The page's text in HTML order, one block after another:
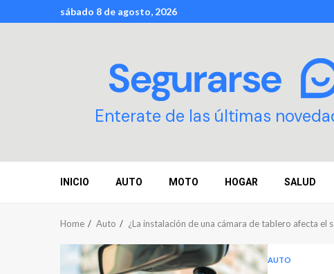
to
sábado 8 de agosto, 2026
Enterate de las últimas
INICIO AUTO MOTO HOGAR SALUD
Home Auto ¿La instalación de una cámara de tablero afecta el
AUTO